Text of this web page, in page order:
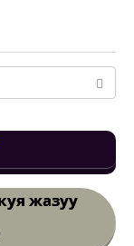
жазуу